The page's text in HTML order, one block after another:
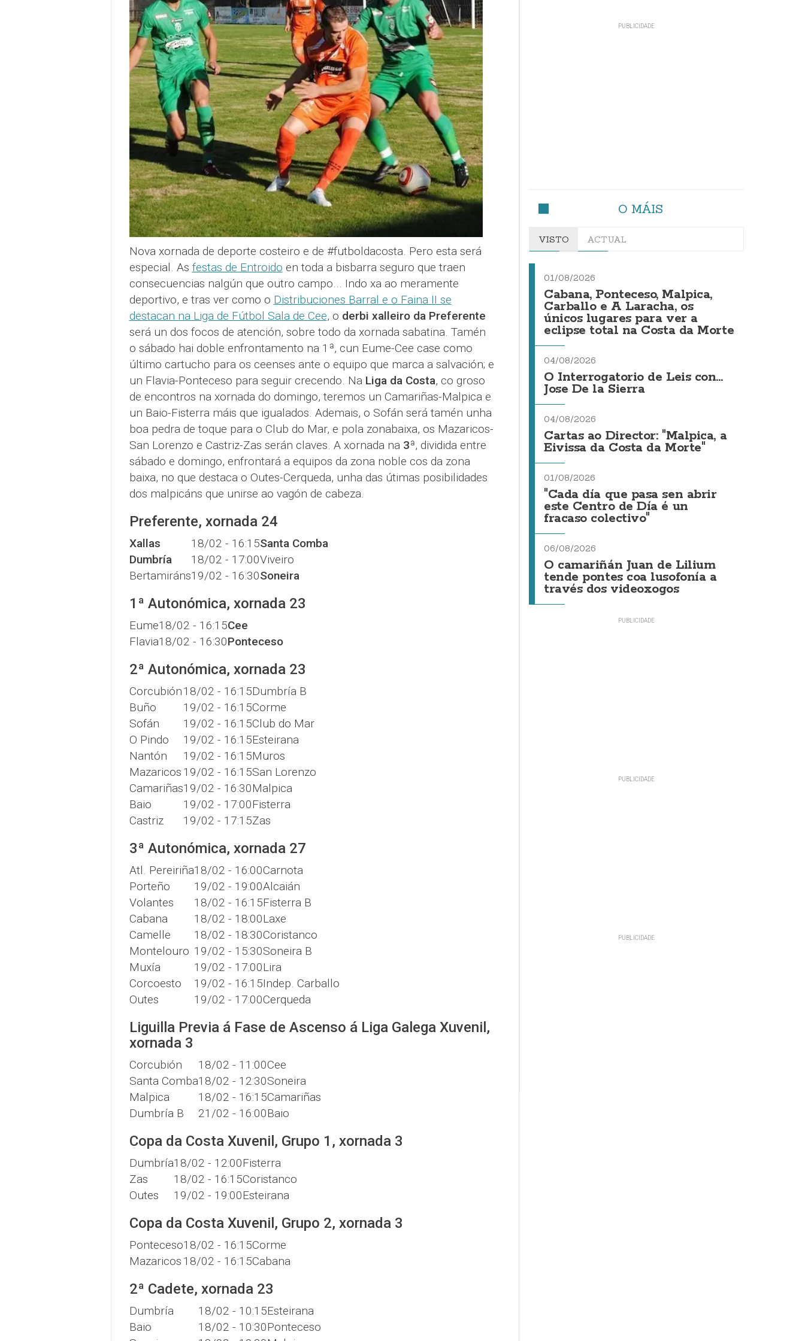
Nova xornada de deporte costeiro e de #futboldacosta. Pero esta será
especial. As festas de Entroido en toda a bisbarra seguro que traen
consecuencias nalgún que outro campo... Indo xa ao meramente
deportivo, e tras ver como o Distribuciones Barral e o Faina II se
destacan na Liga de Fútbol Sala de Cee, o derbi xalleiro da Preferente
será un dos focos de atención, sobre todo da xornada sabatina. Tamén
o sábado hai doble enfrontamento na 1ª, cun Eume-Cee case como
último cartucho para os ceenses ante o equipo que marca a salvación; e
un Flavia-Ponteceso para seguir crecendo. Na Liga da Costa, co groso
de encontros na xornada do domingo, teremos un Camariñas-Malpica e
un Baio-Fisterra máis que igualados. Ademais, o Sofán será tamén unha
boa pedra de toque para o Club do Mar, e pola zonabaixa, os Mazaricos-
San Lorenzo e Castriz-Zas serán claves. A xornada na3ª, dividida entre
sábado e domingo, enfrontará a equipos da zona noble cos da zona
baixa, no que destaca o Outes-Cerqueda, unha das útimas posibilidades
dos malpicáns que unirse ao vagón de cabeza.
Preferente, xornada 24
Xallas 18/02 - 16:15Santa Comba
Dumbría
18/02 - 17:00Viveiro
Bertamiráns19/02 - 16:30Soneira
1ª Autonómica, xornada 23
Eume18/02 - 16:15Cee
Flavia18/02 - 16:30Ponteceso
2ª Autonómica, xornada 23
Corcubión18/02 - 16:15Dumbría B
Buño
19/02 - 16:15Corme
Sofán
19/02 - 16:15Club do Mar
O Pindo
19/02 - 16:15Esteirana
Nantón
19/02 - 16:15Muros
Mazaricos 19/02 - 16:15San Lorenzo
Camariñas19/02 - 16:30Malpica
Baio
19/02 - 17:00Fisterra
Castriz
19/02 - 17:15Zas
3ª Autonómica, xornada 27
Atl. Pereiriña18/02 - 16:00Carnota
Porteño
19/02 - 19:00Alcaián
Volantes
18/02 - 16:15Fisterra B
Cabana
18/02 - 18:00Laxe
Camelle
18/02 - 18:30Coristanco
Montelouro 19/02 - 15:30Soneira B
Muxía
19/02 - 17:00Lira
Corcoesto
19/02 - 16:15Indep. Carballo
Outes
19/02 - 17:00Cerqueda
Liguilla Previa á Fase de Ascenso á Liga Galega Xuvenil,
xornada 3
Corcubión 18/02 - 11:00Cee
Santa Comba18/02 - 12:30Soneira
Malpica
18/02 - 16:15Camariñas
Dumbría B
21/02 - 16:00Baio
Copa da Costa Xuvenil, Grupo 1, xornada 3
Dumbría18/02 - 12:00Fisterra
Zas
18/02 - 16:15Coristanco
Outes
19/02 - 19:00Esteirana
Copa da Costa Xuvenil, Grupo 2, xornada 3
Ponteceso18/02 - 16:15Corme
Mazaricos 18/02 - 16:15Cabana
2ª Cadete, xornada 23
Dumbría 18/02 - 10:15Esteirana
Baio
18/02 - 10:30Ponteceso
O MÁIS
VISTO ACTUAL
01/08/2026
Cabana, Ponteceso, Malpica,
Carballo e A Laracha, os
únicos lugares para ver a
eclipse total na Costa da Morte
04/08/2026
O Interrogatorio de Leis con...
Jose De la Sierra
04/08/2026
Cartas ao Director: "Malpica, a
Eivissa da Costa da Morte"
01/08/2026
"Cada día que pasa sen abrir
este Centro de Día é un
fracaso colectivo"
06/08/2026
O camariñán Juan de Lilium
tende pontes coa lusofonía a
través dos videoxogos